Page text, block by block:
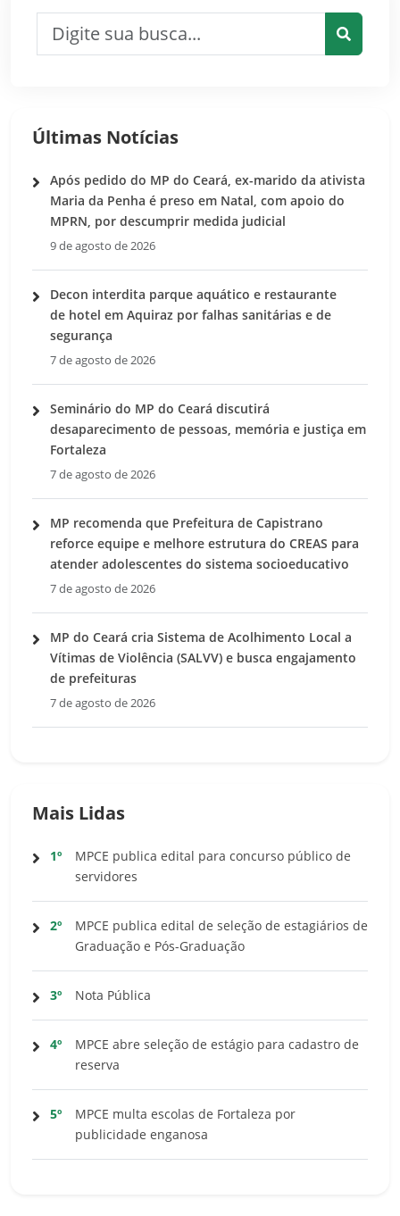
Últimas Notícias
Após pedido do MP do Ceará, ex-marido da ativista
Maria da Penha é preso em Natal, com apoio do
MPRN, por descumprir medida judicial
9 de agosto de 2026
Decon interdita parque aquático e restaurante
de hotel em Aquiraz por falhas sanitárias e de
segurança
7 de agosto de 2026
Seminário do MP do Ceará discutirá
desaparecimento de pessoas, memória e justiça em
Fortaleza
7 de agosto de 2026
MP recomenda que Prefeitura de Capistrano
reforce equipe e melhore estrutura do CREAS para
atender adolescentes do sistema socioeducativo
7 de agosto de 2026
MP do Ceará cria Sistema de Acolhimento Local a
Vítimas de Violência (SALVV) e busca engajamento
de prefeituras
7 de agosto de 2026
Mais Lidas
1º
MPCE publica edital para concurso público de
servidores
2º
MPCE publica edital de seleção de estagiários de
Graduação e Pós-Graduação
3º Nota Pública
4º
MPCE abre seleção de estágio para cadastro de
reserva
5º
MPCE multa escolas de Fortaleza por
publicidade enganosa